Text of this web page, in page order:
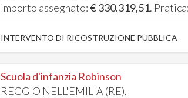
Importo assegnato:€ 330.319,51. Pratica:
INTERVENTO DI RICOSTRUZIONE PUBBLICA
Scuola d'infanzia Robinson
REGGIO NELL'EMILIA (RE).